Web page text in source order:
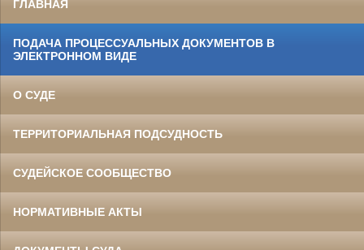
ГЛАВНАЯ
ПОДАЧА ПРОЦЕССУАЛЬНЫХ ДОКУМЕНТОВ В
ЭЛЕКТРОННОМ ВИДЕ
О СУДЕ
ТЕРРИТОРИАЛЬНАЯ ПОДСУДНОСТЬ
СУДЕЙСКОЕ СООБЩЕСТВО
НОРМАТИВНЫЕ АКТЫ